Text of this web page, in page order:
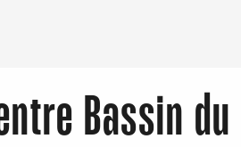
Bassin